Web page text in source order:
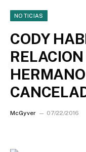
NOTICIAS
CODY
McGyver 07/22/2016